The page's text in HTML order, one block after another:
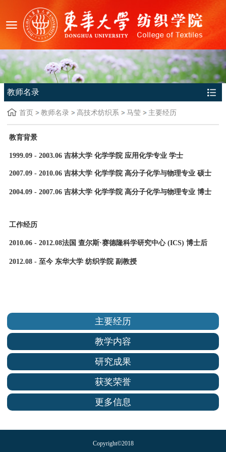
教师名录
首页 教师名录 高技术纺织系 马莹 主要经历
教育背景
1999.09 - 2003.06 吉林大学 化学学院 应用化学专业 学士
2007.09 - 2010.06 吉林大学 化学学院 高分子化学与物理专业 硕士
2004.09 - 2007.06 吉林大学 化学学院 高分子化学与物理专业 博士
工作经历
2010.06 - 2012.08法国 查尔斯·赛德隆科学研究中心(ICS) 博士后
2012.08 - 至今 东华大学 纺织学院 副教授
主要经历
教学内容
研究成果
获奖荣誉
更多信息
Copyright©2018